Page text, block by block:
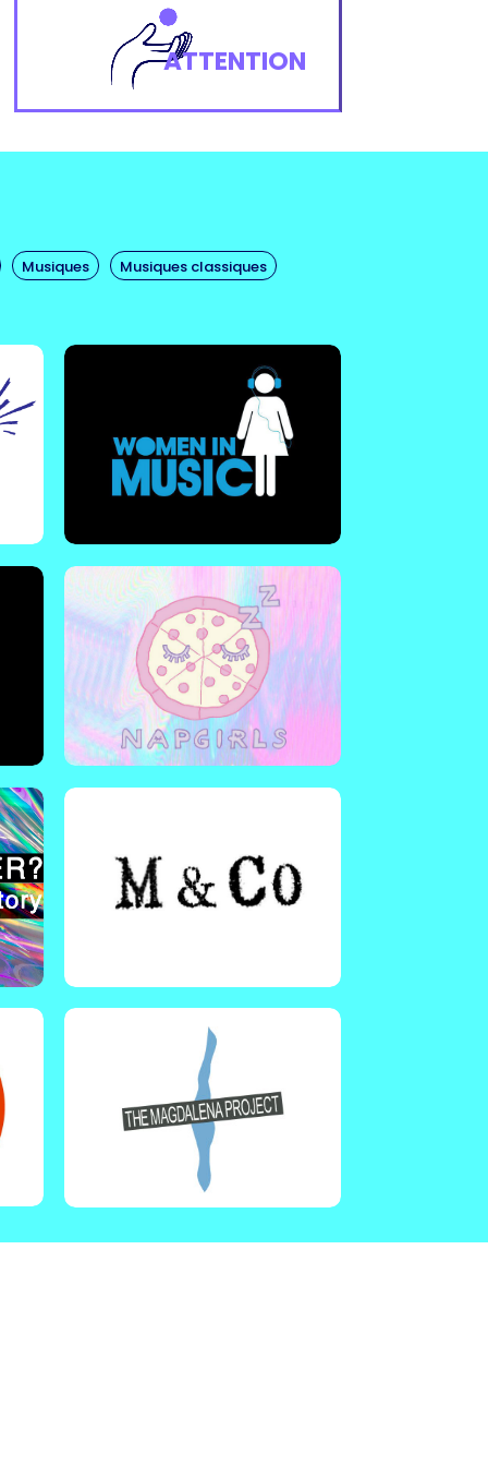
ATTENTION
Musiques Musiques classiques
international qui rassemble des
professionnel·le·s de la musique
International | Nap girls réunit
des femmes et personnes non-
binaires qui travaillent dans les
musiques électroniques pour
ressources professionnelles.
En savoir plus !
Musicienne and co
Collectif de musiciennes
rassemblées pour créer un
réseau de professionnelles
dans l'objectif de s'entraider,
d'échanger des ressources et
des bonnes pratiques.
En savoir plus !
International | Magdalena est
un réseau international de
femmes du théâtre et des arts